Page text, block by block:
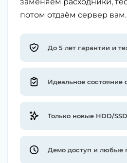
потом отдаём сервер вам.
До 5 лет гарантии и
Идеальное состояние
Только новые HDD/
Демо доступ и любые